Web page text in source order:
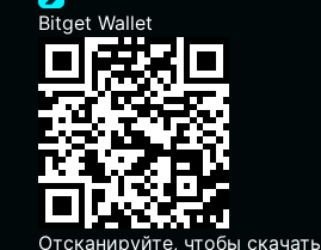
Bitget Wallet
Отсканируйте, чтобы скачать